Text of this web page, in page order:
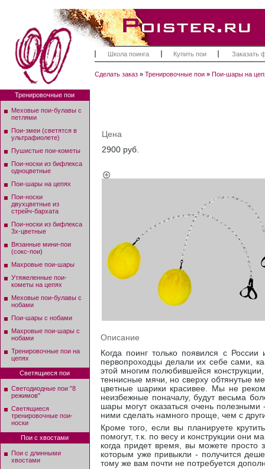
Школа поинга Купить пои Заказать
Сделать заказ » Тренировочные пои » Пои-шары на
Цена
2900 руб.
Описание
Когда поинг только появился с
первопроходцы делали их себе сами,
этой многим полюбившейся
теннисные мячи, но сверху обтянутые
цветные шарики красивее. Мы не
неизбежные поначалу, будут весьма
шары могут оказаться очень
ними сделать намного проще, чем с
Кроме того, если вы планируете
помогут, т.к. по весу и конструкции они
когда придет время, вы можете
которым уже привыкли - получится
тому же вам почти не потребуется
Тренировочные пои
Меховые пои-булавы с
петлями
Пои-змеи (светятся в
ультрафиолете)
Пушистые пои-кометы
Пои-носки из бифлекса
одноцветные
Пои-шары на цепях
Пои-носки
двухцветные из
стрейч-бархата
Пои-носки из бифлекса
3х-цветные
Вязанные мини-пои
(сокс-пои)
Махровые пои-шары
Утяжеленные пои-
кометы на цепях
Меховые пои-булавы с
нобами
Пои-шары с нобами
Махровые пои-шары с
нобами
Тренировочные пои на
цепях
Светящиеся пои
Светодиодные пои "8
режимов"
Светящиеся
тренировочные пои-
носки
Пои с хвостами
Пои с длинными
хвостами